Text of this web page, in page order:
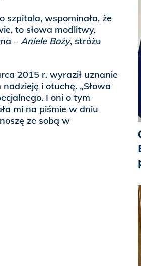
szpitala, wspominała, że
to słowa modlitwy,
– Aniele Boży, stróżu
2015 r. wyraził uznanie
i otuchę. „Słowa
I oni o tym
mi na piśmie w dniu
ze sobą w